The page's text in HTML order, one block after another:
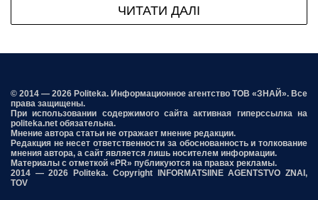
ЧИТАТИ ДАЛІ
© 2014 — 2026 Politeka. Информационное агентство ТОВ «ЗНАЙ». Все
права защищены.
При использовании содержимого сайта активная гиперссылка на
politeka.net обязательна.
Мнение автора статьи не отражает мнение редакции.
Редакция не несет ответственности за обоснованность и толкование
мнения автора, а сайт является лишь носителем информации.
Материалы с отметкой «PR» публикуются на правах рекламы.
2014 — 2026 Politeka. Copyright INFORMATSIINE AGENTSTVO ZNAI,
TOV